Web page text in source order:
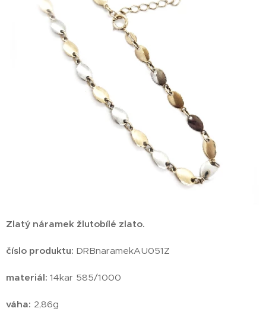
Zlatý náramek žlutobílé zlato.
číslo produktu: DRBnaramekAU051Z
materiál: 14kar 585/1000
váha: 2,86g